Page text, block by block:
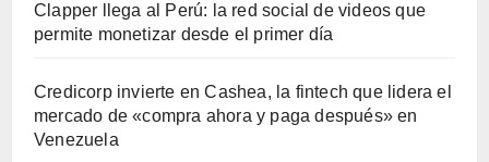
Clapper llega al Perú: la red social de videos que
permite monetizar desde el primer día
Credicorp invierte en Cashea, la fintech que lidera el
mercado de «compra ahora y paga después» en
Venezuela